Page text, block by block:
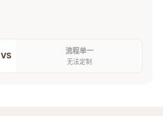
VS 流程单一
无法定制